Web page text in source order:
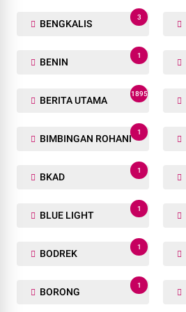
BENGKALIS
3
BENIN
1
BERITA UTAMA
1895
BIMBINGAN ROHANI
1
BKAD
1
BLUE LIGHT
1
BODREK
1
BORONG
1